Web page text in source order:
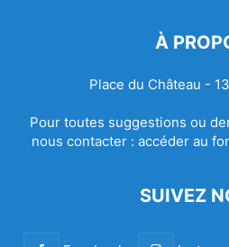
À
Place du Château -
Pour toutes suggestions ou
nous contacter : accéder au
SUIVEZ